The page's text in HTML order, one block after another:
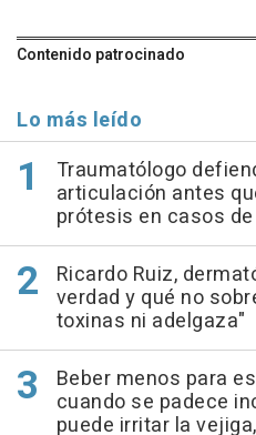
Contenido patrocinado
Lo más leído
Traumatólogo
articulación antes
prótesis en casos
Ricardo Ruiz,
verdad y qué no
toxinas ni adelgaza"
Beber menos para
cuando se padece
puede irritar la